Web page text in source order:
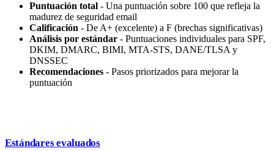
Puntuación total - Una puntuación sobre 100 que refleja la
madurez de seguridad email
Calificación - De A+ (excelente) a F (brechas significativas)
Análisis por estándar - Puntuaciones individuales para SPF,
DKIM, DMARC, BIMI, MTA-STS, DANE/TLSA y
DNSSEC
Recomendaciones - Pasos priorizados para mejorar la
puntuación
Estándares evaluados